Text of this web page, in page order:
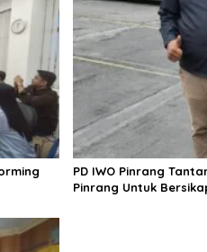
PD IWO Pinrang
Pinrang Untuk